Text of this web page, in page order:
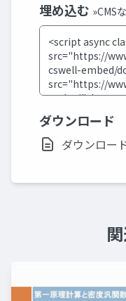
埋め込む »CMS
ダウンロード
ダウンロー